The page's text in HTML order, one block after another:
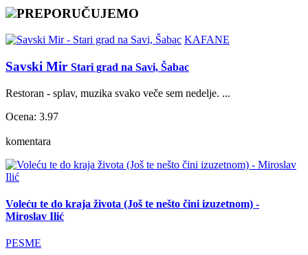
PREPORUČUJEMO
KAFANE
Savski Mir Stari grad na Savi, Šabac
Restoran - splav, muzika svako veče sem nedelje. ...
Ocena: 3.97
komentara
Voleću te do kraja života (Još te nešto čini izuzetnom) -
Miroslav Ilić
PESME